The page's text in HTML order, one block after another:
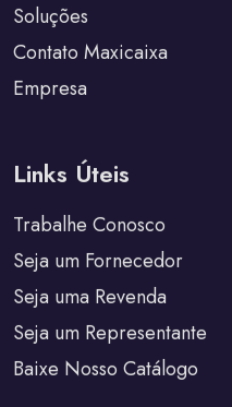
Soluções
Contato Maxicaixa
Empresa
Links Úteis
Trabalhe Conosco
Seja um Fornecedor
Seja uma Revenda
Seja um Representante
Baixe Nosso Catálogo